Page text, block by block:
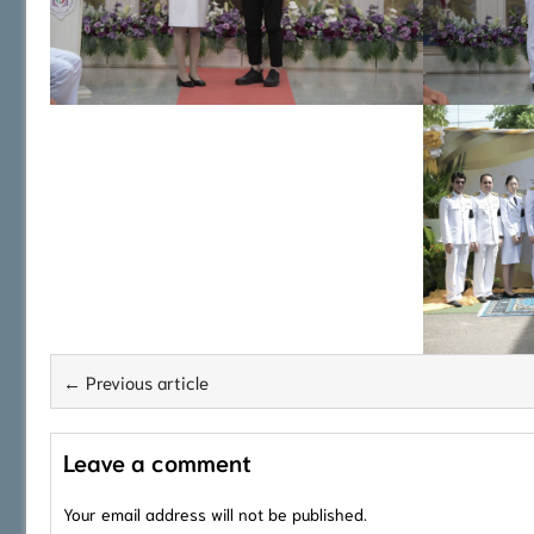
← Previous article
Leave a comment
Your email address will not be published.